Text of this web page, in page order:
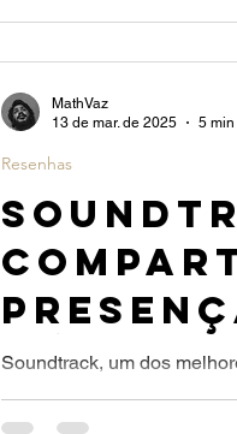
música
Soundtrack, um dos
música juntos.
Resenhas
MathVaz
13 de mar. de 2025
5